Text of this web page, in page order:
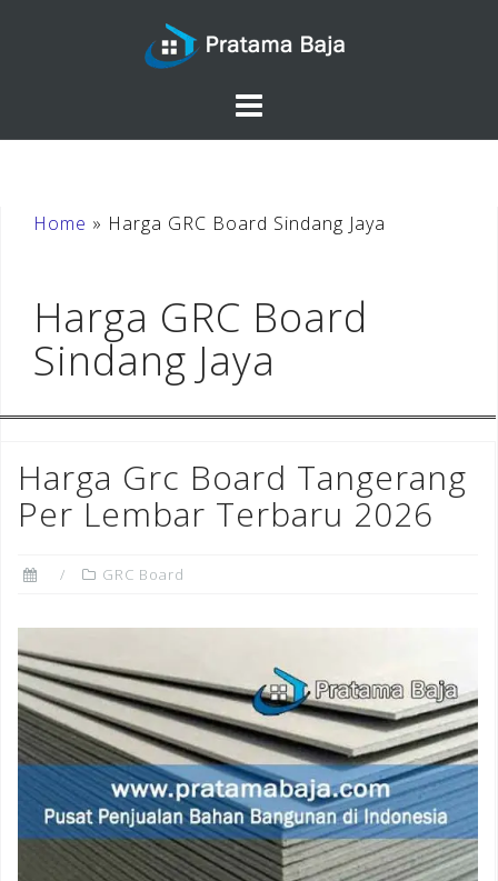
Home » Harga GRC Board Sindang Jaya
Harga GRC Board
Sindang Jaya
Harga Grc Board Tangerang
Per Lembar Terbaru 2026
GRC Board